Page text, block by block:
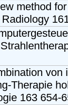
method
von
Therapie
163 654-